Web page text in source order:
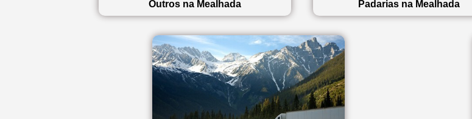
Outros na Mealhada Padarias na Mealhada